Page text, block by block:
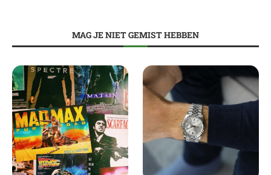
MAG JE NIET GEMIST HEBBEN